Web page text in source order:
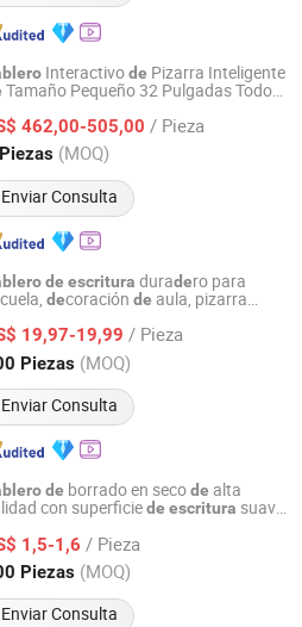
Interactivode Pizarra Inteligente
Tamaño Pequeño 32 Pulgadas Todo
el Aula
462,00-505,00 / Pieza
(MOQ)
Enviar Consulta
Co., Ltd.
Desde 2022
de escritura duradero para
decoración de aula, pizarra
19,97-19,99 / Pieza
Piezas (MOQ)
Enviar Consulta
Desde 2010
de borrado en secode alta
con superficiede escritura suave
1,5-1,6 / Pieza
Piezas (MOQ)
Enviar Consulta
Co., Ltd.
Desde 2025